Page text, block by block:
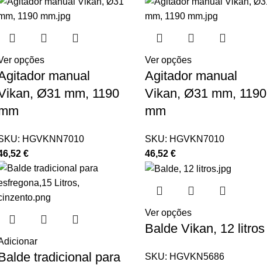
opções
manual
Ø31 mm, 1190
HGVKNN7010
€
Ver opções
Agitador manual
Vikan, Ø31 mm, 1190
mm
SKU: HGVKN7010
46,52 €
tradicional para
Ver opções
Balde Vikan, 12 litros
SKU: HGVKN5686